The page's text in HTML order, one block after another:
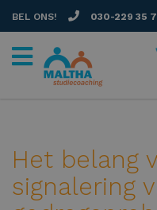
BEL ONS! 030-229 35
Het belang
signalering